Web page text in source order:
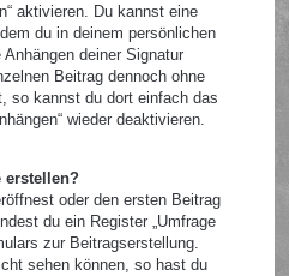
aktivieren. Du kannst eine
du in deinem persönlichen
deiner Signatur
Beitrag dennoch ohne
so kannst du dort einfach das
wieder deaktivieren.
erstellen?
oder den ersten Beitrag
du ein Register „Umfrage
zur Beitragserstellung.
sehen können, so hast du